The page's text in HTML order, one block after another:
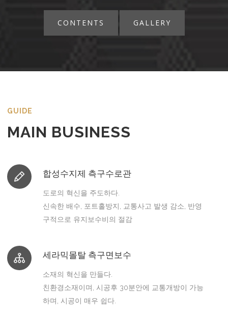
CONTENTS GALLERY
GUIDE
MAIN BUSINESS
합성수지제 측구수로관
도로의 혁신을 주도하다.
신속한 배수, 포트홀방지, 교통사고 발생 감소, 반영
구적으로 유지보수비의 절감
세라믹몰탈 측구면보수
소재의 혁신을 만들다.
친환경소재이며, 시공후 30분안에 교통개방이 가능
하며, 시공이 매우 쉽다.